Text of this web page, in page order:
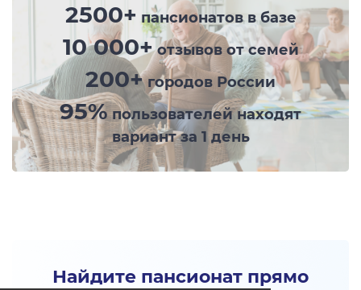
2500+ пансионатов в базе
10 000+отзывов от семей
200+городов России
95%пользователей находят
вариант за 1 день
Найдите пансионат прямо